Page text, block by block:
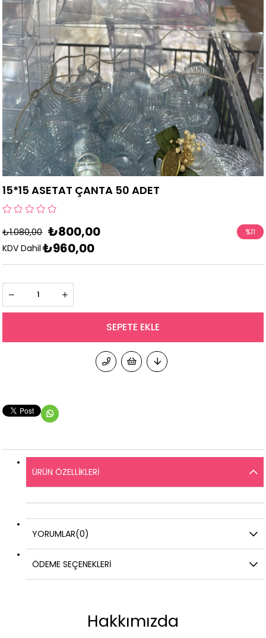
15*15 ASETAT ÇANTA 50 ADET
₺1.080,00 ₺800,00
KDV Dahil ₺960,00
%11
ÜRÜN ÖZELLIKLERI
YORUMLAR(0)
ÖDEME SEÇENEKLERI
Hakkımızda